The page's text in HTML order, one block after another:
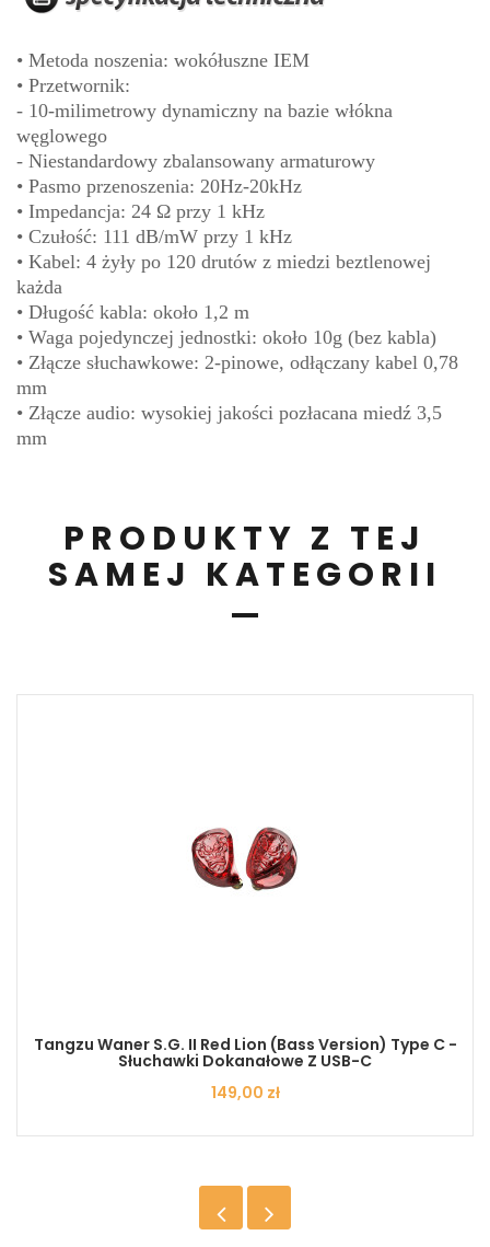
• Metoda noszenia: wokółuszne IEM
• Przetwornik:
- 10-milimetrowy dynamiczny na bazie włókna
węglowego
- Niestandardowy zbalansowany armaturowy
• Pasmo przenoszenia: 20Hz-20kHz
• Impedancja: 24 Ω przy 1 kHz
• Czułość: 111 dB/mW przy 1 kHz
• Kabel: 4 żyły po 120 drutów z miedzi beztlenowej
każda
• Długość kabla: około 1,2 m
• Waga pojedynczej jednostki: około 10g (bez kabla)
• Złącze słuchawkowe: 2-pinowe, odłączany kabel 0,78
mm
• Złącze audio: wysokiej jakości pozłacana miedź 3,5
mm
PRODUKTY Z TEJ
SAMEJ KATEGORII
Tangzu Waner S.G. II Red Lion (bass Version) Type C -
Słuchawki Dokanałowe Z USB-C
Cena
149,00 zł